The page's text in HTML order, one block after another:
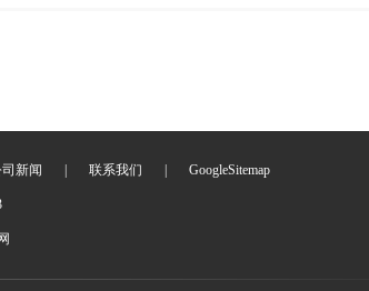
新闻 联系我们 GoogleSitemap